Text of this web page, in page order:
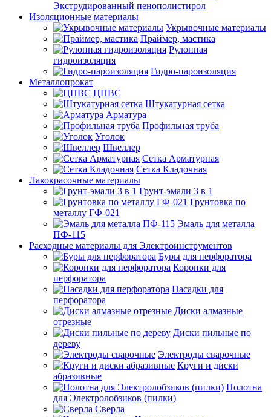
Экструдированный пенополистирол
Изоляционные материалы
Укрывочные материалы
Праймер, мастика
Рулонная
гидроизоляция
Гидро-пароизоляция
Металлопрокат
ЦПВС
Штукатурная сетка
Арматура
Профильная труба
Уголок
Швеллер
Сетка Арматурная
Сетка Кладочная
Лакокрасочные материалы
Грунт-эмали 3 в 1
Грунтовка по
металлу ГФ-021
Эмаль для металла
ПФ-115
Расходные материалы для Электроинструментов
Буры для перфоратора
Коронки для
перфоратора
Насадки для
перфоратора
Диски алмазные
отрезные
Диски пильные по
дереву
Электроды сварочные
Круги и диски
абразивные
Полотна
для Электролобзиков (пилки)
Сверла